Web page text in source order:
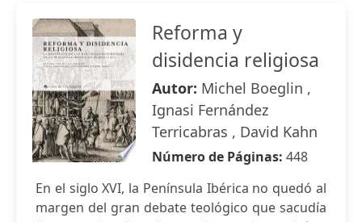
Reforma y
disidencia religiosa
Autor: Michel Boeglin ,
Ignasi Fernández
Terricabras , David Kahn
Número de Páginas: 448
En el siglo XVI, la Península Ibérica no quedó al
margen del gran debate teológico que sacudía